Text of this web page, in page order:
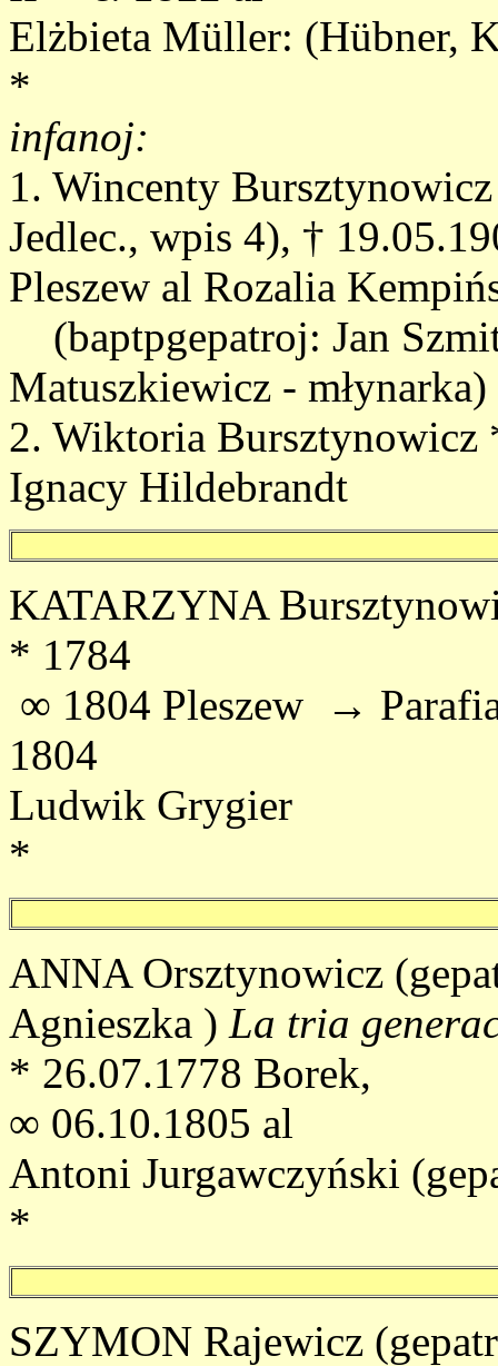
Elżbieta Müller: (Hübner,
*
infanoj:
1. Wincenty
Jedlec., wpis 4), †
Pleszew al Rozalia
(baptpgepatroj: Jan
Matuszkiewicz - młynarka)
2. Wiktoria Bursztynowicz
Ignacy Hildebrandt
KATARZYNA
* 1784
∞ 1804 Pleszew →
1804
Ludwik Grygier
*
ANNA Orsztynowicz
Agnieszka ) La tria
* 26.07.1778 Borek,
∞ 06.10.1805 al
Antoni Jurgawczyński
*
SZYMON Rajewicz